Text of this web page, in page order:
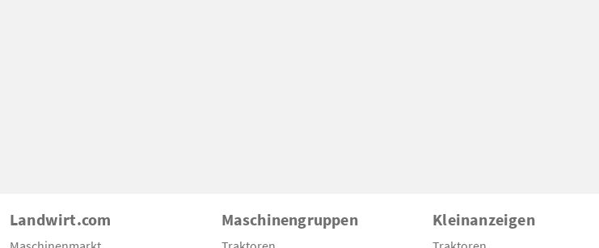
Landwirt.com Maschinengruppen Kleinanzeigen